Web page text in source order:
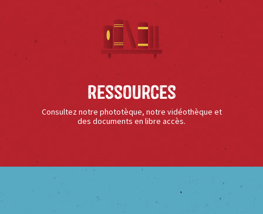
Ressources
Consultez notre phototèque, notre vidéothèque et
des documents en libre accès.